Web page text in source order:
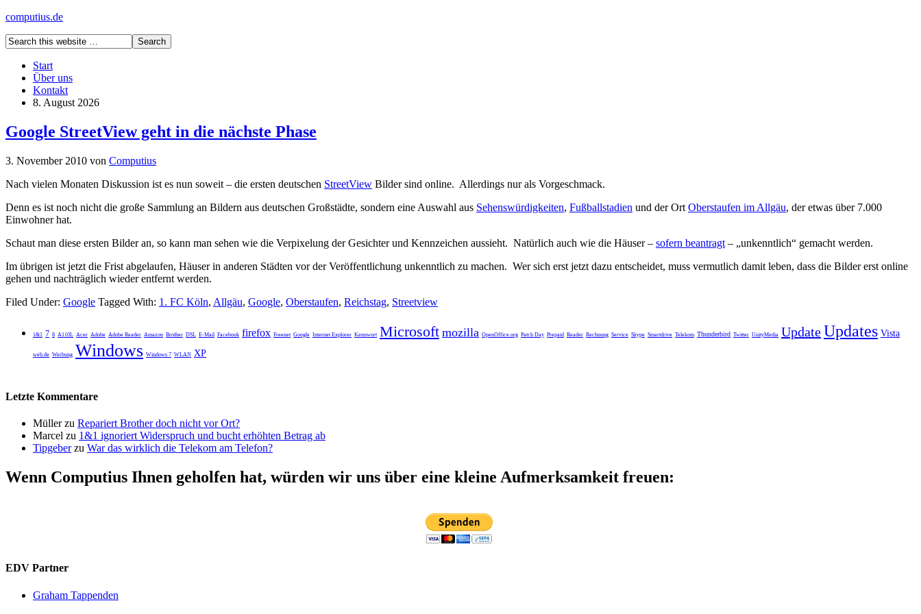
computius.de
Start
Über uns
Kontakt
8. August 2026
Google StreetView geht in die nächste Phase
3. November 2010 von Computius
Nach vielen Monaten Diskussion ist es nun soweit – die ersten deutschen StreetView Bilder sind online. Allerdings nur als Vorgeschmack.
Denn es ist noch nicht die große Sammlung an Bildern aus deutschen Großstädte, sondern eine Auswahl aus Sehenswürdigkeiten, Fußballstadien und der Ort Oberstaufen im Allgäu, der etwas über 7.000
Einwohner hat.
Schaut man diese ersten Bilder an, so kann man sehen wie die Verpixelung der Gesichter und Kennzeichen aussieht. Natürlich auch wie die Häuser – sofern beantragt – „unkenntlich“ gemacht werden.
Im übrigen ist jetzt die Frist abgelaufen, Häuser in anderen Städten vor der Veröffentlichung unkenntlich zu machen. Wer sich erst jetzt dazu entscheidet, muss vermutlich damit leben, dass die Bilder erst online
gehen und nachträglich wieder entfernt werden.
Filed Under: Google Tagged With: 1. FC Köln, Allgäu, Google, Oberstaufen, Reichstag, Streetview
1&1 7 8 A110L Acer Adobe Adobe Reader Amazon Brother DSL E-Mail Facebook firefox Freenet Google Internet Explorer Kennwort Microsoft mozilla OpenOffice.org Patch Day Prepaid Reader Rechnung Service Skype Smartdrive Telekom Thunderbird Twitter UnityMedia UpdateUpdates Vista
web.de Werbung Windows Windows 7 WLAN XP
Letzte Kommentare
Müllerzu Repariert Brother doch nicht vor Ort?
Marcel zu 1&1 ignoriert Widerspruch und bucht erhöhten Betrag ab
Tipgeberzu War das wirklich die Telekom am Telefon?
Wenn Computius Ihnen geholfen hat, würden wir uns über eine kleine Aufmerksamkeit freuen:
EDV Partner
Graham Tappenden